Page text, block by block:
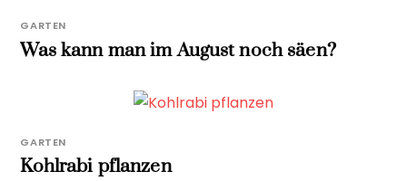
GARTEN
Was kann man im August noch säen?
GARTEN
Kohlrabi pflanzen